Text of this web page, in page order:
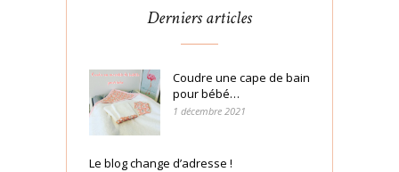
Derniers articles
Coudre une cape de bain
pour bébé…
1 décembre 2021
Le blog change d’adresse !